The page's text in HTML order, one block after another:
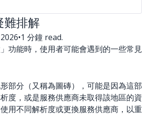
難排解
•1 分鐘 read.
功能時，使用者可能會遇到的一些常見
部分（又稱為圖磚），可能是因為這部
度，或是服務供應商未取得該地區的資
用不同解析度或更換服務供應商，以重